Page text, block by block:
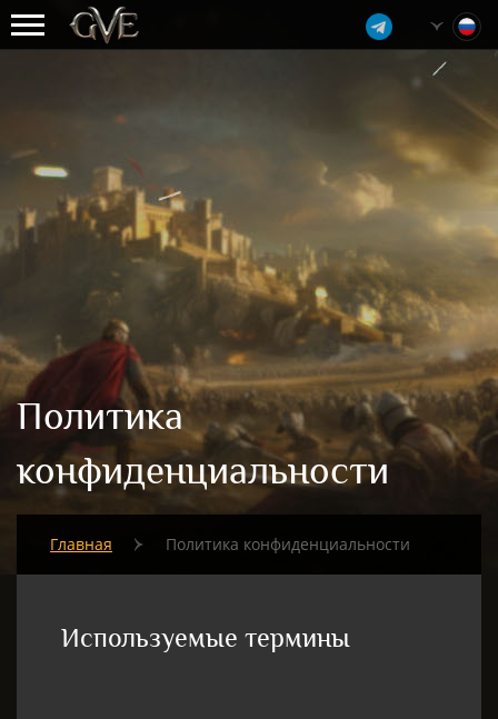
Политика
конфиденциальности
Главная Политика конфиденциальности
Используемые термины​